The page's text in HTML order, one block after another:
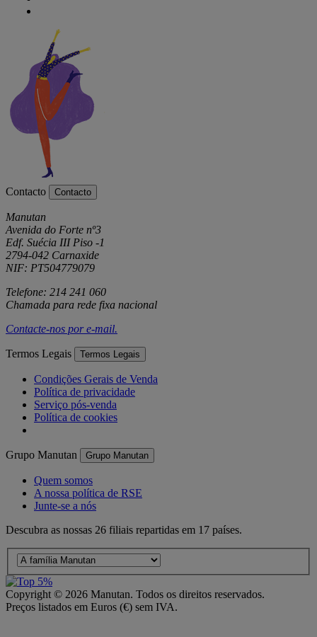
Contacto Contacto
Manutan
Avenida do Forte nº3
Edf. Suécia III Piso -1
2794-042 Carnaxide
NIF: PT504779079
Telefone: 214 241 060
Chamada para rede fixa nacional
Contacte-nos pore-mail.
Termos Legais Termos Legais
Condições Gerais de Venda
Política de privacidade
Serviço pós-venda
Política de cookies
Grupo Manutan Grupo Manutan
Quem somos
A nossa política de RSE
Junte-se a nós
Descubra as nossas 26 filiais repartidas em 17 países.
Copyright © 2026 Manutan. Todos os direitos reservados.
Preços listados em Euros (€) sem IVA.